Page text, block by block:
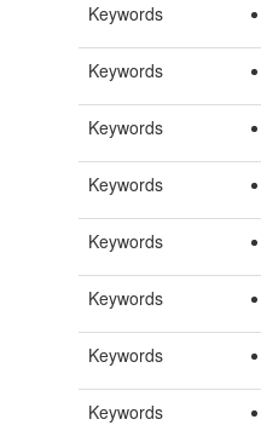
Keywords
Keywords
Keywords
Keywords
Keywords
Keywords
Keywords
Keywords